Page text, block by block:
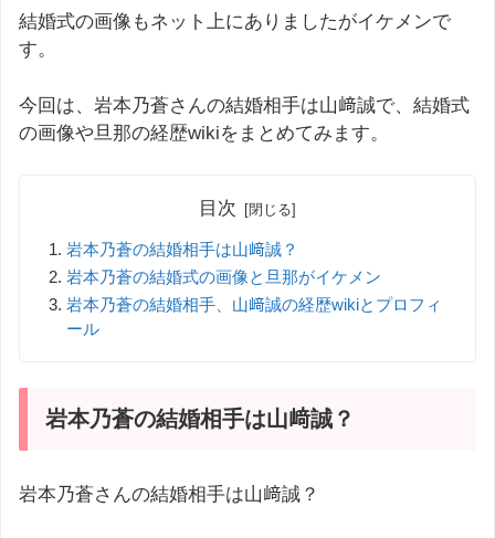
結婚式の画像もネット上にありましたがイケメンで
す。
今回は、岩本乃蒼さんの結婚相手は山﨑誠で、結婚式
の画像や旦那の経歴wikiをまとめてみます。
目次
岩本乃蒼の結婚相手は山﨑誠？
岩本乃蒼の結婚式の画像と旦那がイケメン
岩本乃蒼の結婚相手、山﨑誠の経歴wikiとプロフィ
ール
岩本乃蒼の結婚相手は山﨑誠？
岩本乃蒼さんの結婚相手は山﨑誠？